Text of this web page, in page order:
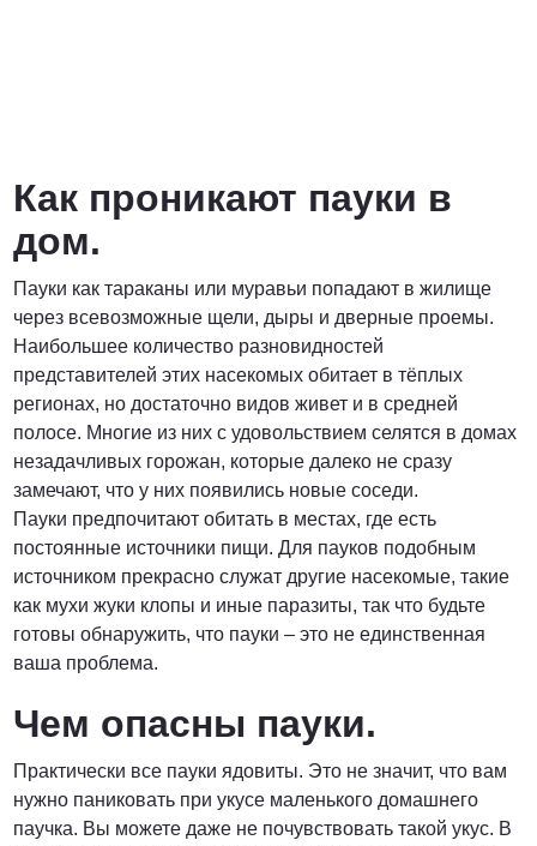
Как проникают пауки в
дом.
Пауки как тараканы или муравьи попадают в жилище
через всевозможные щели, дыры и дверные проемы.
Наибольшее количество разновидностей
представителей этих насекомых обитает в тёплых
регионах, но достаточно видов живет и в средней
полосе. Многие из них с удовольствием селятся в домах
незадачливых горожан, которые далеко не сразу
замечают, что у них появились новые соседи.
Пауки предпочитают обитать в местах, где есть
постоянные источники пищи. Для пауков подобным
источником прекрасно служат другие насекомые, такие
как мухи жуки клопы и иные паразиты, так что будьте
готовы обнаружить, что пауки – это не единственная
ваша проблема.
Чем опасны пауки.
Практически все пауки ядовиты. Это не значит, что вам
нужно паниковать при укусе маленького домашнего
паучка. Вы можете даже не почувствовать такой укус. В